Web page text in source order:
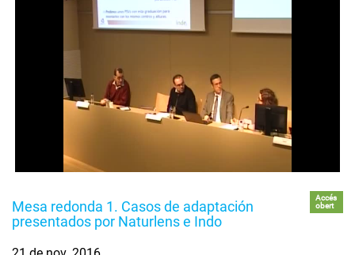
Mesa redonda 1. Casos de adaptación
presentados por Naturlens e Indo
Accés
obert